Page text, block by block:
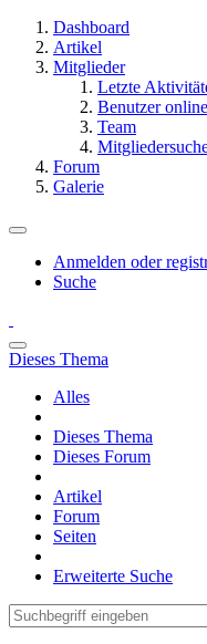
Dashboard
Artikel
Mitglieder
Letzte
Benutzer online
Team
Forum
Galerie
Anmelden oder
Suche
Dieses Thema
Alles
Dieses Thema
Dieses Forum
Artikel
Forum
Seiten
Erweiterte Suche